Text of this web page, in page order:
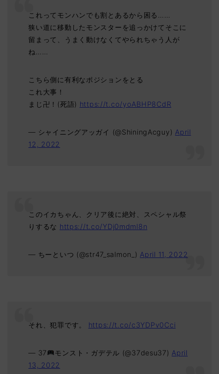
これってモンハンでも割とあるから困る……
狭い道に移動したモンスターを追っかけてそこに
留まって、うまく動けなくてやられちゃう人が
ね……
こちら側に有利なポジションをとる
これ大事！
まじ卍！(死語) https://t.co/yoABHP8CdR
— シャイニングアッガイ (@ShiningAcguy) April
12, 2022
このイカちゃん、クリア後に絶対、スペシャル祭
りするな https://t.co/YDj0mdml8n
— ちーといつ (@str47_salmon_) April 11, 2022
それ、犯罪です。 https://t.co/c3YDPv0Cci
— 37 モンスト・ガデテル (@37desu37) April
13, 2022